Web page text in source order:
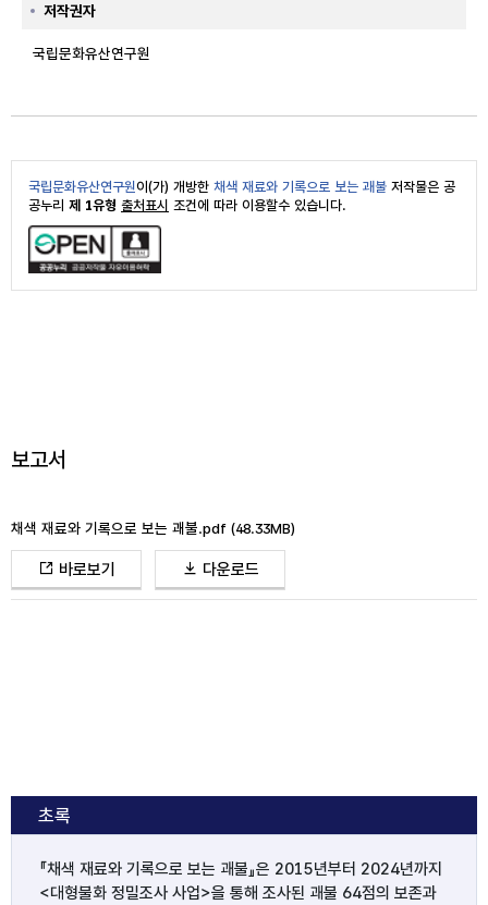
저작권자
국립문화유산연구원
국립문화유산연구원이(가) 개방한 채색 재료와 기록으로 보는 괘불 저작물은 공
공누리 제 1유형 출처표시 조건에 따라 이용할수 있습니다.
보고서
채색 재료와 기록으로 보는 괘불.pdf (48.33MB)
바로보기 다운로드
초록
『채색 재료와 기록으로 보는 괘불』은 2015년부터 2024년까지
<대형불화 정밀조사 사업>을 통해 조사된 괘불 64점의 보존과